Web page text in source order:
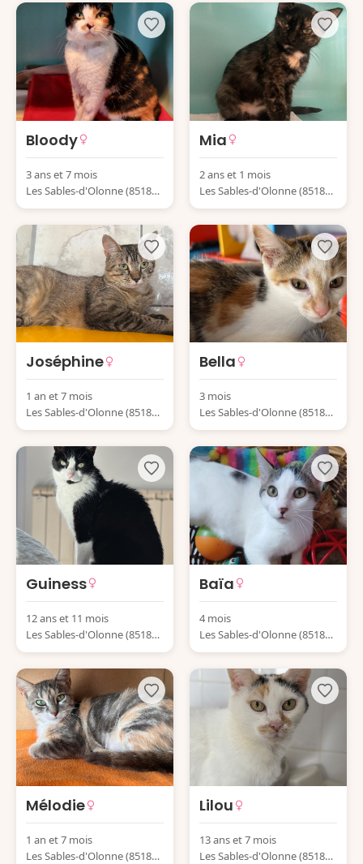
Bloody
3 ans et 7 mois
Les Sables-d'Olonne (85180)
France
Mia
2 ans et 1 mois
Les Sables-d'Olonne (85180)
France
Joséphine
1 an et 7 mois
Les Sables-d'Olonne (85180)
France
Bella
3 mois
Les Sables-d'Olonne (85180)
France
Guiness
12 ans et 11 mois
Les Sables-d'Olonne (85180)
France
Baïa
4 mois
Les Sables-d'Olonne (85180)
France
Mélodie
1 an et 7 mois
Les Sables-d'Olonne (85180)
Lilou
13 ans et 7 mois
Les Sables-d'Olonne (85180)